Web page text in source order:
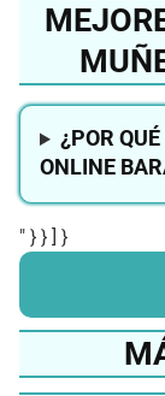
¿POR
ONLINE
" } } ] }